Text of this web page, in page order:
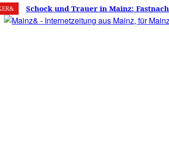
6. August 2026 20.8 Mainz
Schock und Trauer in Mainz:
60 Jahren gestorben – Was ist die